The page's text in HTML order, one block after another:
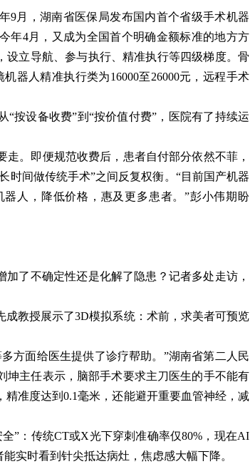
月，湖南省医保局发布国内首个省级手术机器
年4月，又成为全国首个明确金额标准的地方方
设立导航、参与执行、精准执行等四级梯度。骨
器人精准执行类为16000至26000元，远程手术
设备收费”到“按价值付费”，医院有了持续运
。即便规范收费后，患者自付部分依然不菲，
时间做传统手术”之间反复权衡。“目前国产机器
人，降低价格，惠及更多患者。”彭小伟期盼
了不确定性还是化解了隐患？记者多处走访，
教授展示了3D模拟系统：术前，求美者可预览
面给医生提供了诊疗帮助。”湖南省第二人民
坤主任表示，脑部手术要求主刀医生的手不能有
准度达到0.1毫米，还能避开重要血管神经，减
：传统CT或X光下穿刺准确率仅80%，现在AI
实时看到针尖抵达病灶，焦虑感大幅下降。